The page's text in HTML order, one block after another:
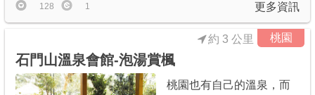
更多資訊
128 1
桃園
約 3 公里
石門山溫泉會館-泡湯賞楓
桃園也有自己的溫泉，而